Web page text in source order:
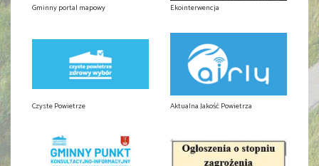
Gminny portal mapowy Ekointerwencja
Czyste Powietrze Aktualna Jakość Powietrza